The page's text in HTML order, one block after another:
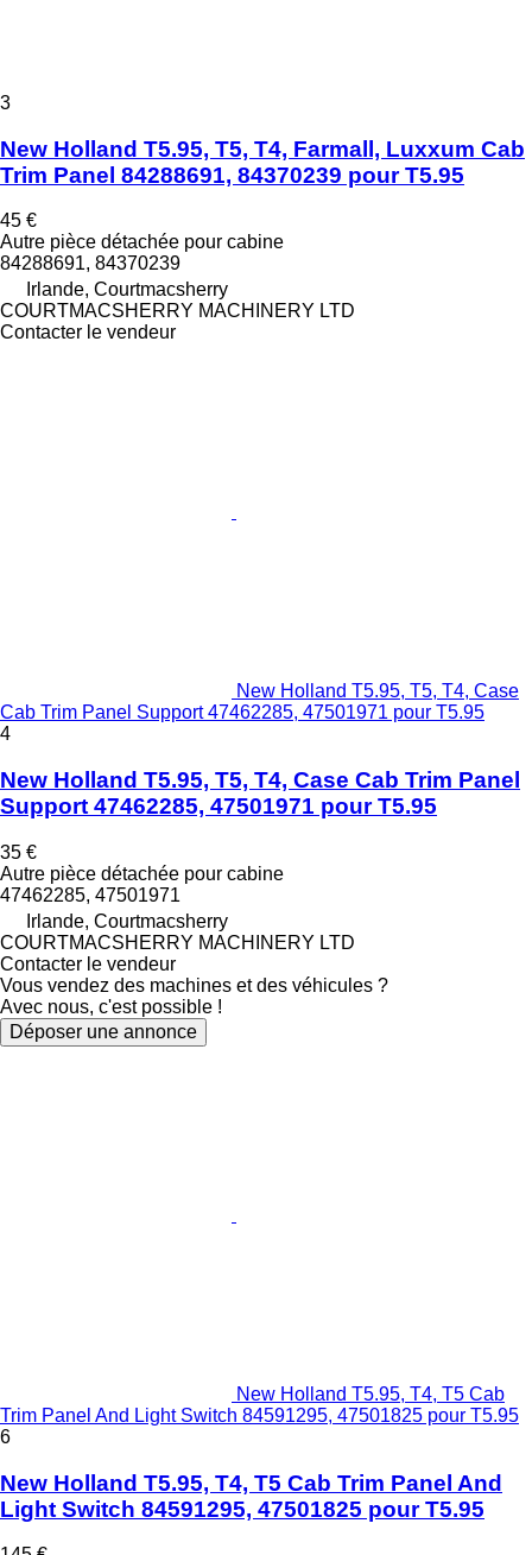
3
New Holland T5.95, T5, T4, Farmall, Luxxum Cab
Trim Panel 84288691, 84370239 pour T5.95
45 €
Autre pièce détachée pour cabine
84288691, 84370239
Irlande, Courtmacsherry
COURTMACSHERRY MACHINERY LTD
Contacter le vendeur
New Holland T5.95, T5, T4, Case
Cab Trim Panel Support 47462285, 47501971 pour T5.95
4
New Holland T5.95, T5, T4, Case Cab Trim Panel
Support 47462285, 47501971 pour T5.95
35 €
Autre pièce détachée pour cabine
47462285, 47501971
Irlande, Courtmacsherry
COURTMACSHERRY MACHINERY LTD
Contacter le vendeur
Vous vendez des machines et des véhicules ?
Avec nous, c'est possible !
Déposer une annonce
New Holland T5.95, T4, T5 Cab
Trim Panel And Light Switch 84591295, 47501825 pour T5.95
6
New Holland T5.95, T4, T5 Cab Trim Panel And
Light Switch 84591295, 47501825 pour T5.95